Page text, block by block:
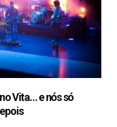
Vita… e nós só